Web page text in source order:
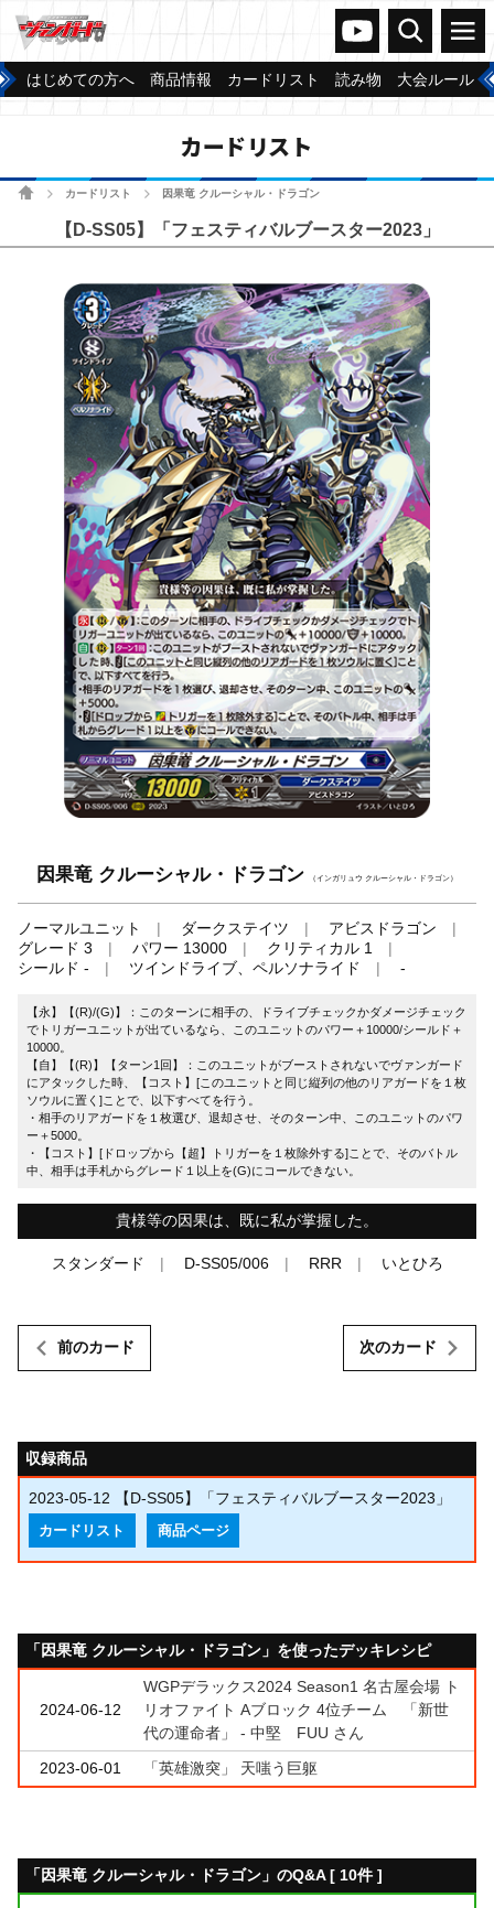
ヴァンガードch
検索 メニュー
はじめての方へ 商品情報 カードリスト 読み物 大会ルール
カードリスト
ホームカードリスト 因果竜 クルーシャル・ドラゴン
【D-SS05】「フェスティバルブースター2023」
因果竜 クルーシャル・ドラゴン （インガリュウ クルーシャル・ドラゴン）
ノーマルユニット ダークステイツ
アビスドラゴン
グレード 3
パワー 13000
クリティカル 1
シールド -
ツインドライブ、ペルソナライド -
【永】【(R)/(G)】：このターンに相手の、ドライブチェックかダメージチェック
でトリガーユニットが出ているなら、このユニットのパワー＋10000/シールド＋
10000。
【自】【(R)】【ターン1回】：このユニットがブーストされないでヴァンガード
にアタックした時、【コスト】[このユニットと同じ縦列の他のリアガードを１枚
ソウルに置く]ことで、以下すべてを行う。
・相手のリアガードを１枚選び、退却させ、そのターン中、このユニットのパワ
ー＋5000。
・【コスト】[ドロップから【超】トリガーを１枚除外する]ことで、そのバトル
中、相手は手札からグレード１以上を(G)にコールできない。
貴様等の因果は、既に私が掌握した。
スタンダード D-SS05/006 RRR いとひろ
前のカード 次のカード
収録商品
2023-05-12 【D-SS05】「フェスティバルブースター2023」
カードリスト 商品ページ
「因果竜 クルーシャル・ドラゴン」を使ったデッキレシピ
2024-06-12
WGPデラックス2024 Season1 名古屋会場 ト
リオファイト Aブロック 4位チーム 「新世
代の運命者」 - 中堅 FUU さん
2023-06-01
「英雄激突」 天嗤う巨躯
「因果竜 クルーシャル・ドラゴン」のQ&A [ 10件 ]